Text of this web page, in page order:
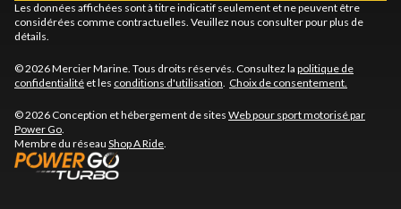
Les données affichées sont à titre indicatif seulement et ne peuvent être
considérées comme contractuelles. Veuillez nous consulter pour plus de
détails.
© 2026 Mercier Marine. Tous droits réservés. Consultez la politique de
confidentialité et les conditions d'utilisation. Choix de consentement.
© 2026 Conception et hébergement de sites Web pour sport motorisé par
Power Go.
Membre du réseau Shop A Ride.